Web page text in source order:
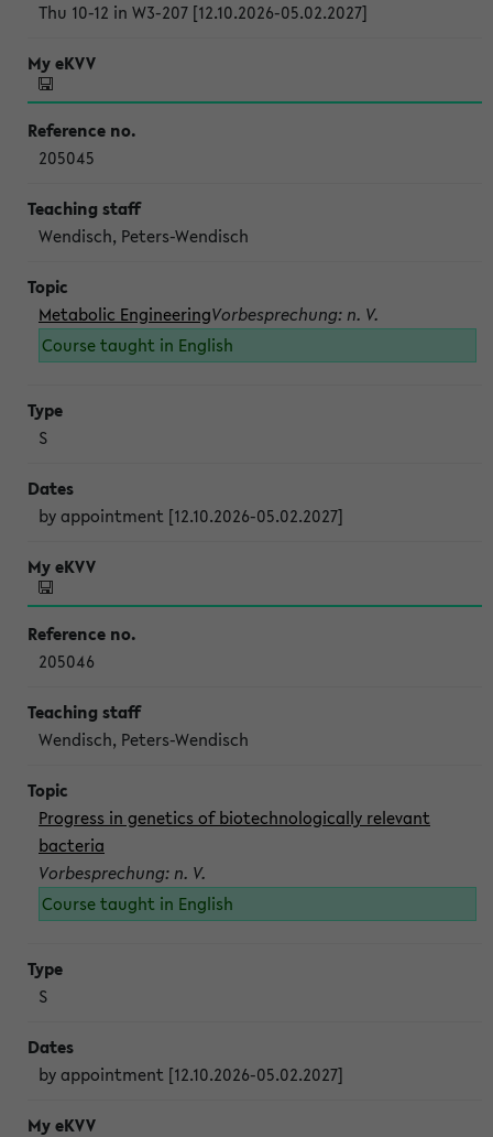
Thu 10-12 in W3-207 [12.10.2026-05.02.2027]
205045
Wendisch, Peters-Wendisch
Metabolic EngineeringVorbesprechung: n. V.
Course taught in English
S
by appointment [12.10.2026-05.02.2027]
205046
Wendisch, Peters-Wendisch
Progress in genetics of biotechnologically relevant
bacteria
Vorbesprechung: n. V.
Course taught in English
S
by appointment [12.10.2026-05.02.2027]